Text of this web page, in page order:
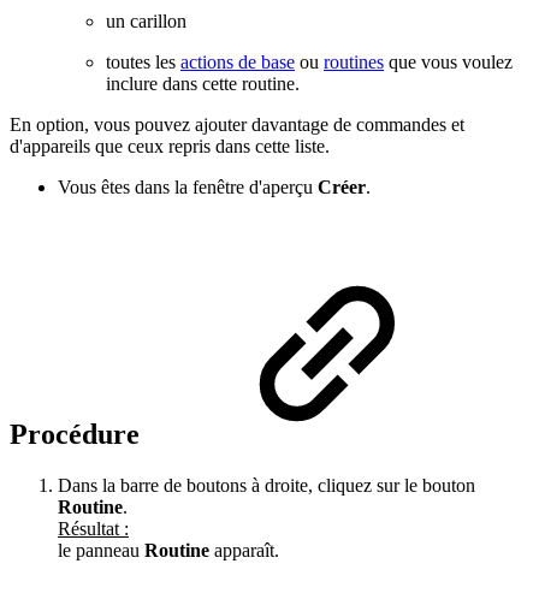
un carillon
toutes les actions de base ou routines que vous voulez
inclure dans cette routine.
En option, vous pouvez ajouter davantage de commandes et
d'appareils que ceux repris dans cette liste.
Vous êtes dans la fenêtre d'aperçu Créer.
Procédure
Dans la barre de boutons à droite, cliquez sur le bouton
Routine.
Résultat :
le panneau Routine apparaît.